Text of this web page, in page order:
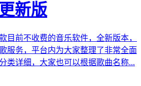
新版
目前不收费的音乐软件，全新版本，
服务，平台内为大家整理了非常全面
类详细，大家也可以根据歌曲名称...